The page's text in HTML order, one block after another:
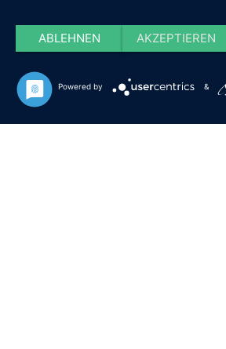
ABLEHNEN AKZEPTIEREN
Powered by &